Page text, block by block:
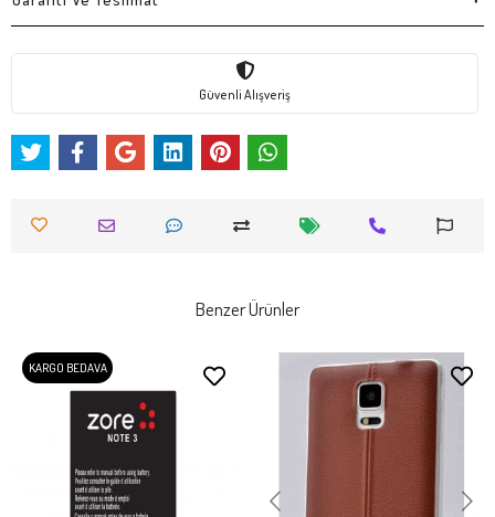
Güvenli Alışveriş
Benzer Ürünler
KARGO BEDAVA